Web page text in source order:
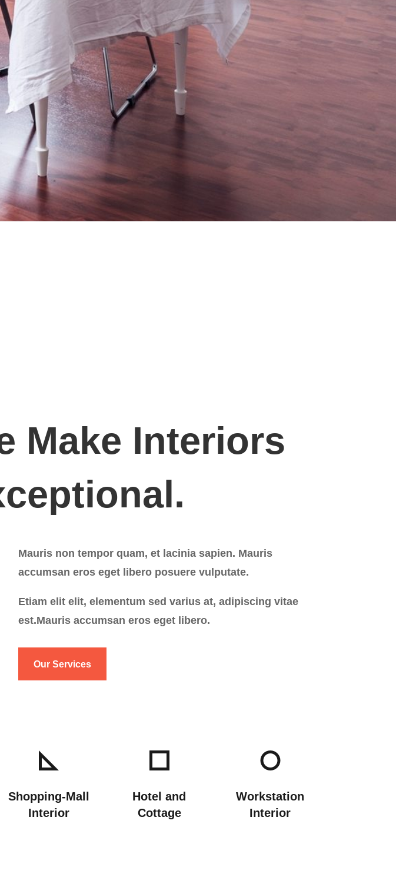
Make Interiors
Mauris non tempor quam, et lacinia sapien. Mauris
accumsan eros eget libero posuere vulputate.
Etiam elit elit, elementum sed varius at, adipiscing vitae
est.Mauris accumsan eros eget libero.
Our Services
Shopping-Mall
Interior
Hotel and
Cottage
Workstation
Interior